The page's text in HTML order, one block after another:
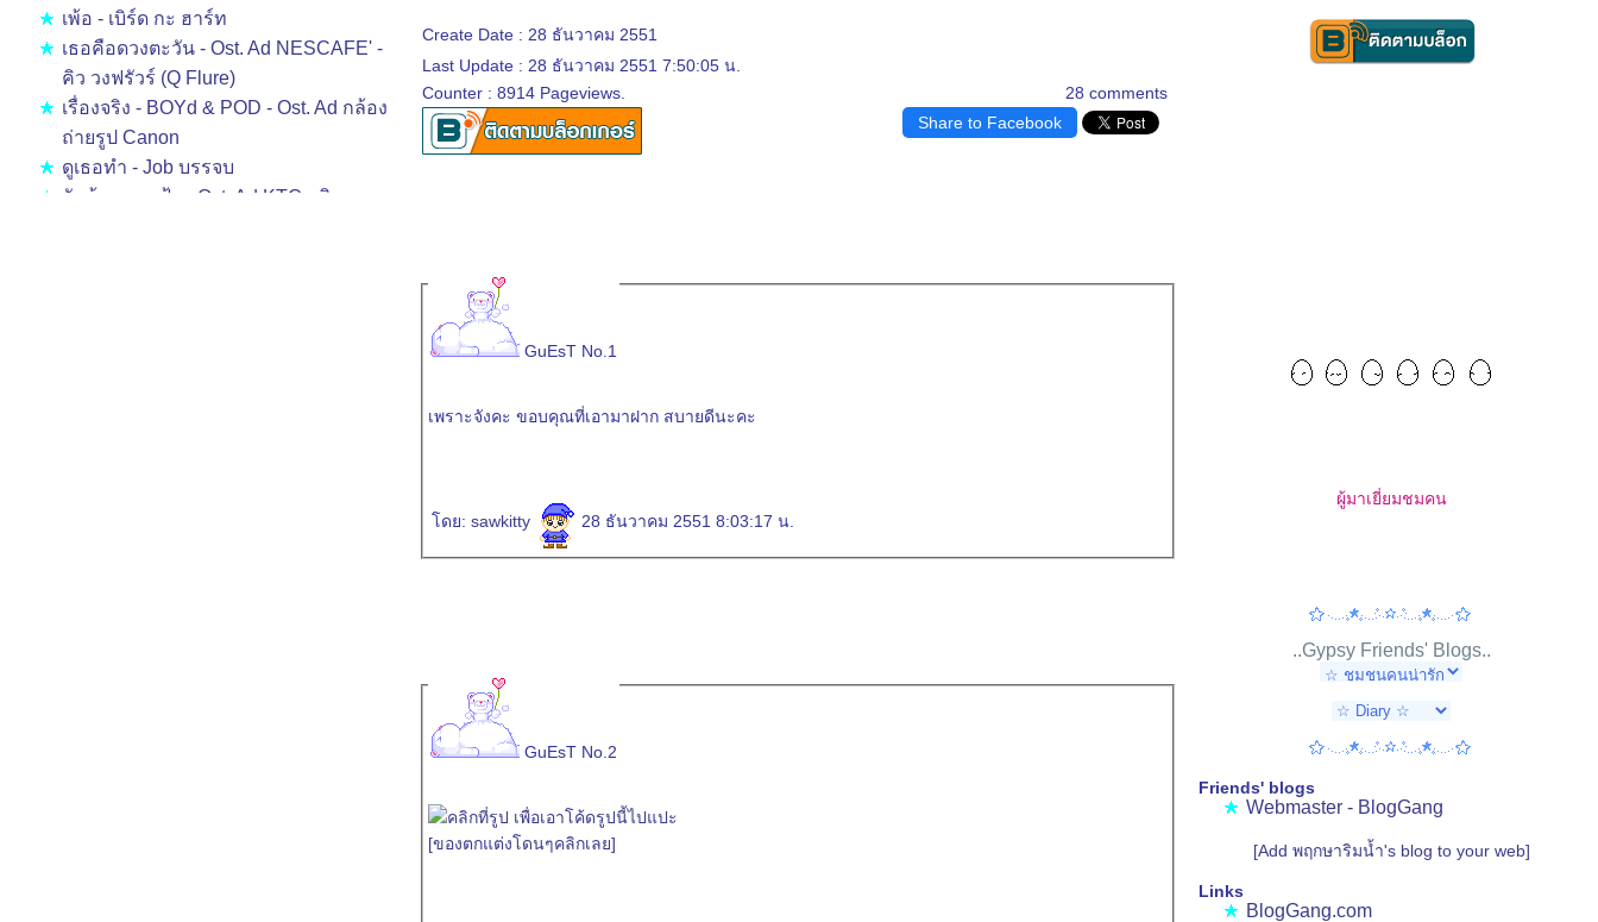
เพ้อ - เบิร์ด กะ ฮาร์ท
เธอคือดวงตะวัน - Ost. Ad NESCAFE' -
คิว วงฟรัวร์ (Q Flure)
เรื่องจริง - BOYd & POD - Ost. Ad กล้อง
ถ่ายรูป Canon
ดูเธอทำ - Job บรรจบ
รักข้ามขอบฟ้า - Ost. Ad KTC - พิว
Create Date : 28 ธันวาคม 2551
28 comments
Last Update : 28 ธันวาคม 2551 7:50:05 น.
Counter : 8914 Pageviews.
Share to Facebook
GuEsT No.1
เพราะจังคะ ขอบคุณที่เอามาฝาก สบายดีนะคะ
ดย: sawkitty 28 ธันวาคม 2551 8:03:17 น.
GuEsT No.2
[ของตกแต่งโดนๆคลิกเลย]
ผู้มาเยี่ยมชมคน
..Gypsy Friends' Blogs..
Friends' blogs
Webmaster - BlogGang
[Add พฤกษาริมน้ำ's blog to your web]
Links
BlogGang.com